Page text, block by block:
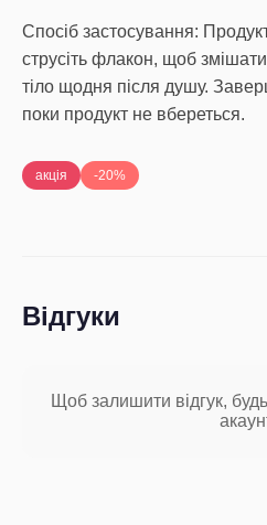
Спосіб застосування:
струсіть флакон, щоб
тіло щодня після душу.
поки продукт не вбереться.
акція -20%
Відгуки
Щоб залишити відгук,